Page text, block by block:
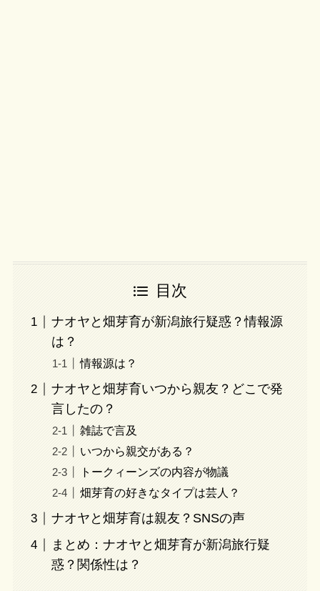
目次
ナオヤと畑芽育が新潟旅行疑惑？情報源
は？
情報源は？
ナオヤと畑芽育いつから親友？どこで発
言したの？
雑誌で言及
いつから親交がある？
トークィーンズの内容が物議
畑芽育の好きなタイプは芸人？
ナオヤと畑芽育は親友？SNSの声
まとめ：ナオヤと畑芽育が新潟旅行疑
惑？関係性は？